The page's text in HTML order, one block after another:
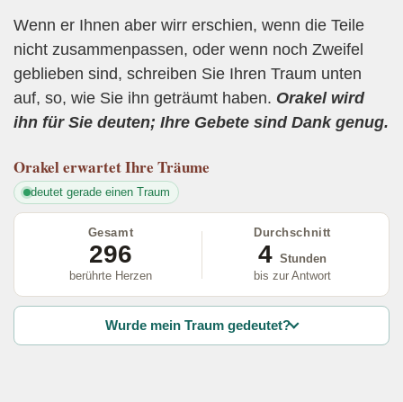
Wenn er Ihnen aber wirr erschien, wenn die Teile
nicht zusammenpassen, oder wenn noch Zweifel
geblieben sind, schreiben Sie Ihren Traum unten
auf, so, wie Sie ihn geträumt haben. Orakel wird
ihn für Sie deuten; Ihre Gebete sind Dank genug.
Orakelerwartet Ihre Träume
deutet gerade einen Traum
Gesamt
296
berührte Herzen
Durchschnitt
4 Stunden
bis zur Antwort
Wurde mein Traum gedeutet?